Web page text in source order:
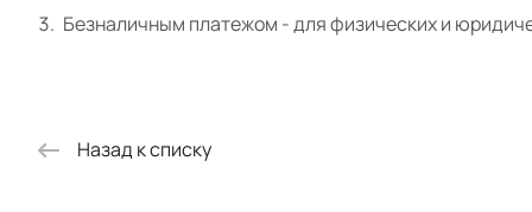
Безналичным платежом - для физических и
Назад к списку